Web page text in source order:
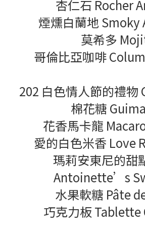
杏仁石 Rocher
煙燻白蘭地 Smoky
莫希多
哥倫比亞咖啡
202 白色情人節的禮物
棉花糖
花香馬卡龍
愛的白色米香 Love
瑪莉安東尼的甜
Antoinette’s
水果軟糖 Pâte
巧克力板 Tablette